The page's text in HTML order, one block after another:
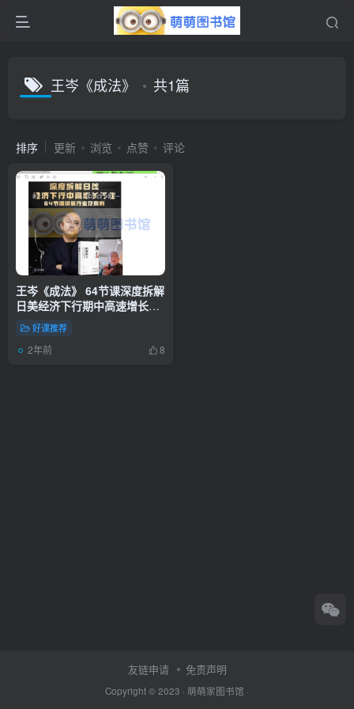
王岑《成法》 共1篇
排序 更新 浏览 点赞 评论
王岑《成法》 64节课深度拆解
日美经济下行期中高速增长行
业及案例
好课推荐
2年前 8
友链申请 免责声明
Copyright © 2023 · 萌萌家图书馆 ·